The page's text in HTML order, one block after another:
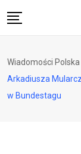
to
Zdrowie i styl życia
Polityka i
Wiadomości Polska
Arkadiusza
w Bundestagu